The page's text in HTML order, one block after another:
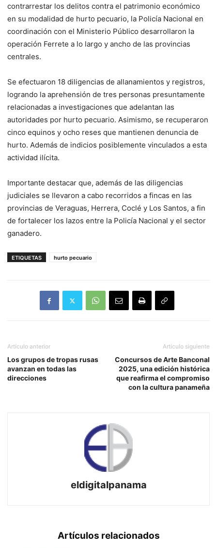
contrarrestar los delitos contra el patrimonio económico
en su modalidad de hurto pecuario, la Policía Nacional en
coordinación con el Ministerio Público desarrollaron la
operación Ferrete a lo largo y ancho de las provincias
centrales.
Se efectuaron 18 diligencias de allanamientos y registros,
logrando la aprehensión de tres personas presuntamente
relacionadas a investigaciones que adelantan las
autoridades por hurto pecuario. Asimismo, se recuperaron
cinco equinos y ocho reses que mantienen denuncia de
hurto. Además de indicios posiblemente vinculados a esta
actividad ilícita.
Importante destacar que, además de las diligencias
judiciales se llevaron a cabo recorridos a fincas en las
provincias de Veraguas, Herrera, Coclé y Los Santos, a fin
de fortalecer los lazos entre la Policía Nacional y el sector
ganadero.
ETIQUETAS hurto pecuario
Artículo anterior
Los grupos de tropas rusas
avanzan en todas las
direcciones
Artículo siguiente
Concursos de Arte Banconal
2025, una edición histórica
que reafirma el compromiso
con la cultura panameña
eldigitalpanama
Artículos relacionados